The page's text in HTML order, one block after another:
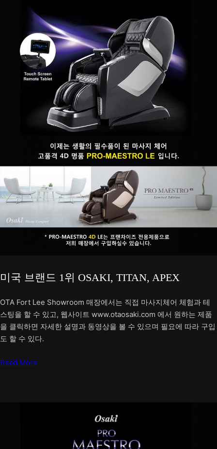
미국 브랜드 1위 OSAKI, TITAN, APEX
OTA Fort Lee Showroom 매장에서는 직접 마사지체어 체험과 테
스팅을 할 수 있고, 웹사이트 www.otaosaki.com 에서 원하는 제품
을 클릭하면 자세한 설명과 동영상을 볼 수 있으며 필요에 따라 구입
도 할 수 있다.
Read More